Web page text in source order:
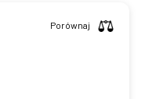
Porównaj